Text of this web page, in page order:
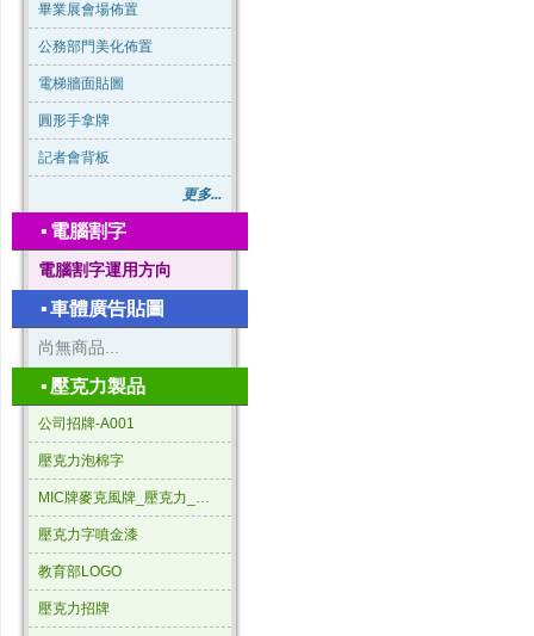
畢業展會場佈置
公務部門美化佈置
電梯牆面貼圖
圓形手拿牌
記者會背板
更多...
▪ 電腦割字
電腦割字運用方向
▪車體廣告貼圖
尚無商品...
▪ 壓克力製品
公司招牌-A001
壓克力泡棉字
MIC牌麥克風牌_壓克力_三角形
壓克力字噴金漆
教育部LOGO
壓克力招牌